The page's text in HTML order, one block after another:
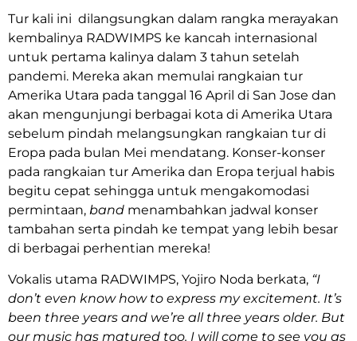
Tur kali ini dilangsungkan dalam rangka merayakan
kembalinya RADWIMPS ke kancah internasional
untuk pertama kalinya dalam 3 tahun setelah
pandemi. Mereka akan memulai rangkaian tur
Amerika Utara pada tanggal 16 April di San Jose dan
akan mengunjungi berbagai kota di Amerika Utara
sebelum pindah melangsungkan rangkaian tur di
Eropa pada bulan Mei mendatang. Konser-konser
pada rangkaian tur Amerika dan Eropa terjual habis
begitu cepat sehingga untuk mengakomodasi
permintaan, band menambahkan jadwal konser
tambahan serta pindah ke tempat yang lebih besar
di berbagai perhentian mereka!
Vokalis utama RADWIMPS, Yojiro Noda berkata, “I
don’t even know how to express my excitement. It’s
been three years and we’re all three years older. But
our music has matured too. I will come to see you as